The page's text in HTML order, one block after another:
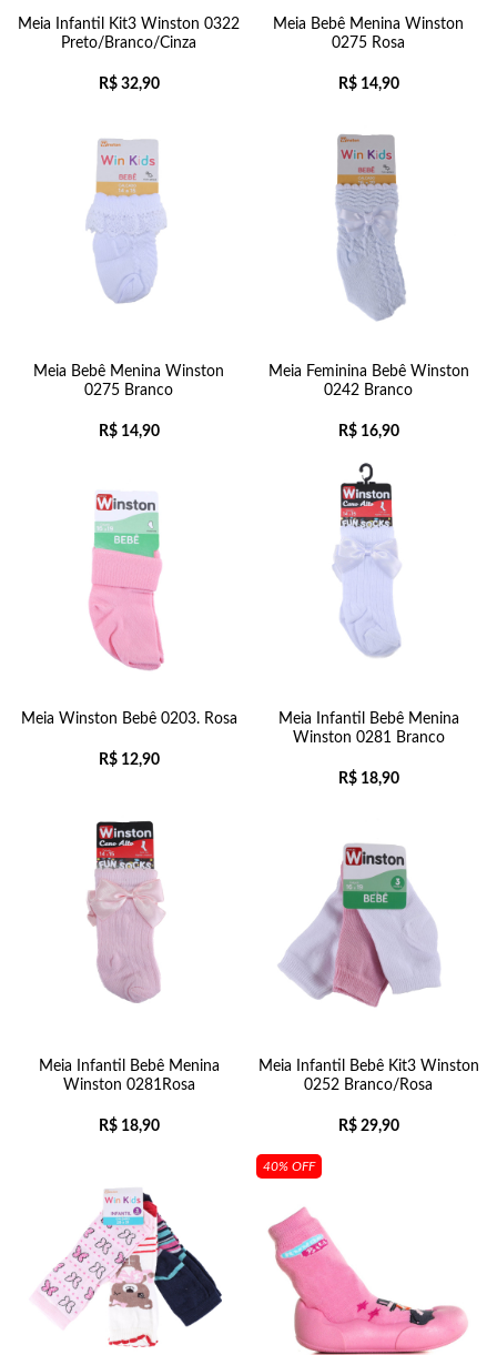
Meia Infantil Kit3 Winston 0322
Preto/Branco/Cinza
R$32,90
Meia Bebê Menina Winston
0275 Rosa
R$14,90
Meia Bebê Menina Winston
0275 Branco
R$14,90
Meia Feminina Bebê Winston
0242 Branco
R$16,90
Meia Winston Bebê 0203. Rosa
R$12,90
Meia Infantil Bebê Menina
Winston 0281 Branco
R$18,90
Meia Infantil Bebê Menina
Winston 0281Rosa
R$18,90
Meia Infantil Bebê Kit3 Winston
0252 Branco/Rosa
R$29,90
40% OFF